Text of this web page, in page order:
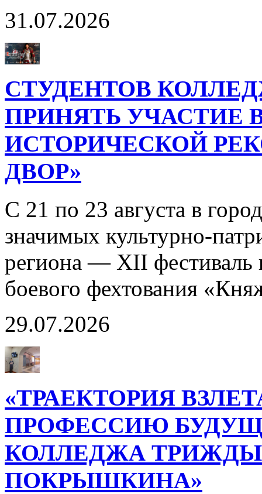
31.07.2026
СТУДЕНТОВ
ПРИНЯТЬ УЧАСТИЕ
ИСТОРИЧЕСКОЙ
ДВОР»
С 21 по 23 августа в
значимых культурно-
региона — XII фестиваль
боевого фехтования
29.07.2026
«ТРАЕКТОРИЯ
ПРОФЕССИЮ
КОЛЛЕДЖА ТРИЖДЫ
ПОКРЫШКИНА»